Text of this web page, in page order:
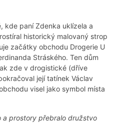
kde paní Zdenka uklízela a
historický malovaný strop
začátky obchodu Drogerie U
Stráského. Ten dům
zde v drogistické (dříve
její tatínek Václav
visel jako symbol místa
a prostory přebralo družstvo